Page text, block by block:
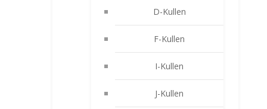
D-Kullen
F-Kullen
I-Kullen
J-Kullen